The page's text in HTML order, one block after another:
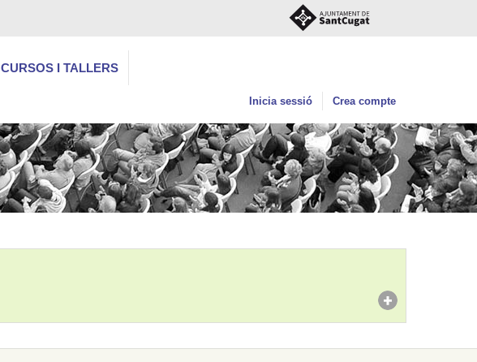
CURSOS I TALLERS
Inicia sessió Crea compte